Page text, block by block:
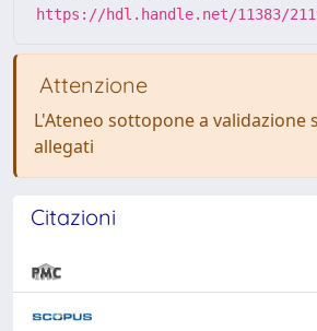
https://hdl.handle.net/11383/
Attenzione
L'Ateneo sottopone a validazione
allegati
Citazioni